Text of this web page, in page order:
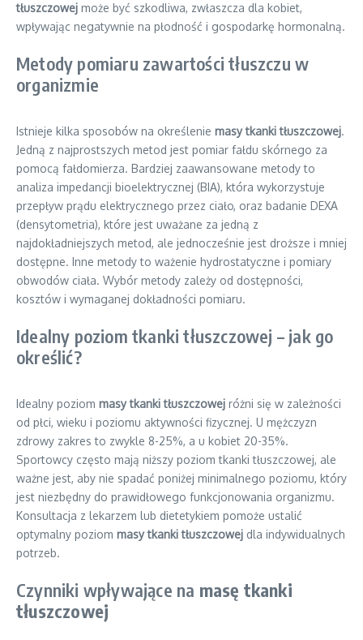
tłuszczowej może być szkodliwa, zwłaszcza dla kobiet,
wpływając negatywnie na płodność i gospodarkę hormonalną.
Metody pomiaru zawartości tłuszczu w
organizmie
Istnieje kilka sposobów na określenie masy tkanki tłuszczowej.
Jedną z najprostszych metod jest pomiar fałdu skórnego za
pomocą fałdomierza. Bardziej zaawansowane metody to
analiza impedancji bioelektrycznej (BIA), która wykorzystuje
przepływ prądu elektrycznego przez ciało, oraz badanie DEXA
(densytometria), które jest uważane za jedną z
najdokładniejszych metod, ale jednocześnie jest droższe i mniej
dostępne. Inne metody to ważenie hydrostatyczne i pomiary
obwodów ciała. Wybór metody zależy od dostępności,
kosztów i wymaganej dokładności pomiaru.
Idealny poziom tkanki tłuszczowej – jak go
określić?
Idealny poziom masy tkanki tłuszczowej różni się w zależności
od płci, wieku i poziomu aktywności fizycznej. U mężczyzn
zdrowy zakres to zwykle 8-25%, a u kobiet 20-35%.
Sportowcy często mają niższy poziom tkanki tłuszczowej, ale
ważne jest, aby nie spadać poniżej minimalnego poziomu, który
jest niezbędny do prawidłowego funkcjonowania organizmu.
Konsultacja z lekarzem lub dietetykiem pomoże ustalić
optymalny poziom masy tkanki tłuszczowej dla indywidualnych
potrzeb.
Czynniki wpływające na masę tkanki
tłuszczowej